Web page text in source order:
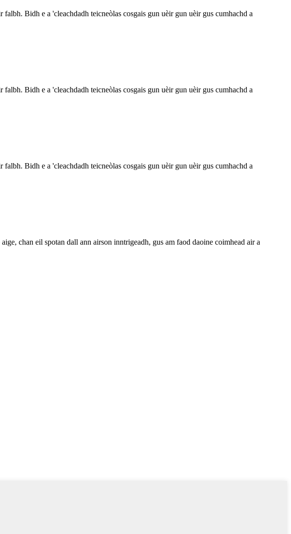
Bidh e a 'cleachdadh teicneòlas cosgais gun uèir gun uèir gus cumhachd a
Bidh e a 'cleachdadh teicneòlas cosgais gun uèir gun uèir gus cumhachd a
Bidh e a 'cleachdadh teicneòlas cosgais gun uèir gun uèir gus cumhachd a
chan eil spotan dall ann airson inntrigeadh, gus am faod daoine coimhead air a